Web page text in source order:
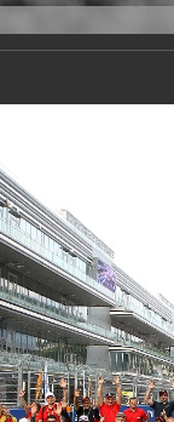
Версия для
Новости
Half